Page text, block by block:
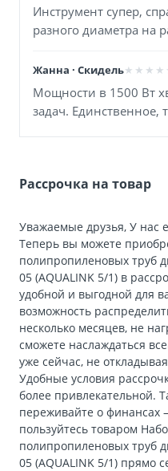
Инструмент супер,
разного диаметра на
Жанна · Скидель
Мощности в 1500 Вт
задач. Единственное,
Рассрочка на товар
Уважаемые друзья, У нас
Теперь вы можете
полипропиленовых труб
05 (AQUALINK 5/1) в
удобной и выгодной для
возможность
несколько месяцев, не
сможете наслаждаться
уже сейчас, не
Удобные условия
более привлекательной.
переживайте о финансах
пользуйтесь товаром
полипропиленовых труб
05 (AQUALINK 5/1) прямо